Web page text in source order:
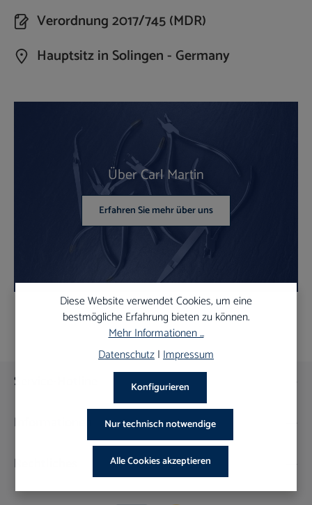
Verordnung 2017/745 (MDR)
Hauptsitz in Solingen - Germany
Über Carl Martin
Erfahren Sie mehr über uns
Service-Hotline
Informationen
Rechtliches
Diese Website verwendet Cookies, um eine
bestmögliche Erfahrung bieten zu können.
Mehr Informationen ...
Datenschutz|Impressum
Nur technisch notwendige
Konfigurieren
Alle Cookies akzeptieren